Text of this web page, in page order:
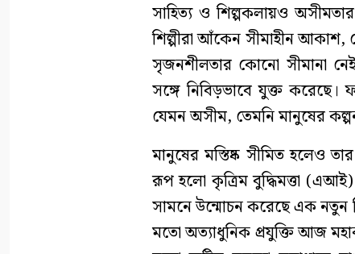
সাহিত্য ও শিল্পকলায়ও
শিল্পীরা আঁকেন সীমাহীন
সৃজনশীলতার কোনো সীমানা
সঙ্গে নিবিড়ভাবে যুক্ত
যেমন অসীম, তেমনি মানুষের
মানুষের মস্তিষ্ক সীমিত হলেও
রূপ হলো কৃত্রিম বুদ্ধিমত্তা
সামনে উন্মোচন করেছে এক নতুন
মতো অত্যাধুনিক প্রযুক্তি আজ